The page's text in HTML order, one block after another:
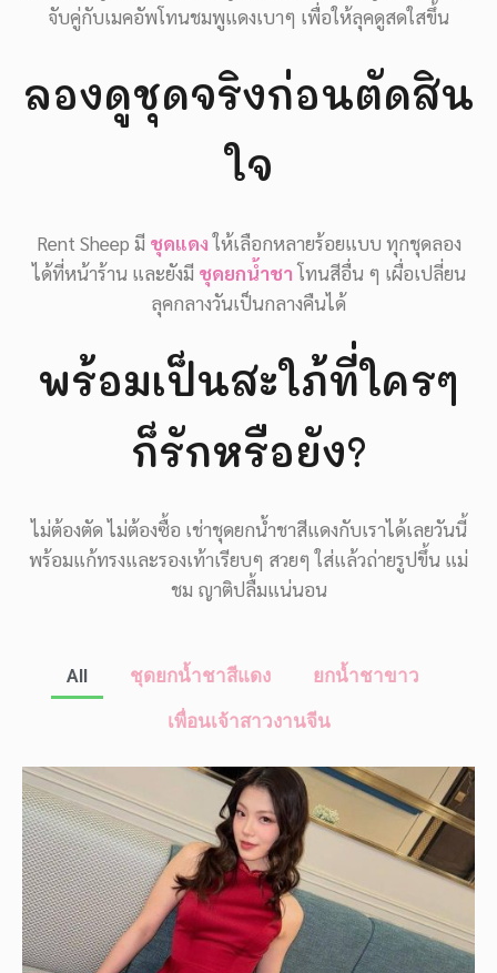
จับคู่กับเมคอัพโทนชมพูแดงเบาๆ เพื่อให้ลุคดูสดใสขึ้น
ลองดูชุดจริงก่อนตัดสิน
ใจ
Rent Sheep มี ชุดแดงให้เลือกหลายร้อยแบบ ทุกชุดลอง
ได้ที่หน้าร้าน และยังมี ชุดยกน้ำชาโทนสีอื่น ๆ เผื่อเปลี่ยน
ลุคกลางวันเป็นกลางคืนได้
พร้อมเป็นสะใภ้ที่ใครๆ
ก็รักหรือยัง?
ไม่ต้องตัด ไม่ต้องซื้อ เช่าชุดยกน้ำชาสีแดงกับเราได้เลยวันนี้
พร้อมแก้ทรงและรองเท้าเรียบๆ สวยๆ ใส่แล้วถ่ายรูปขึ้น แม่
ชม ญาติปลื้มแน่นอน
All ชุดยกน้ำชาสีแดง ยกน้ำชาขาว
เพื่อนเจ้าสาวงานจีน